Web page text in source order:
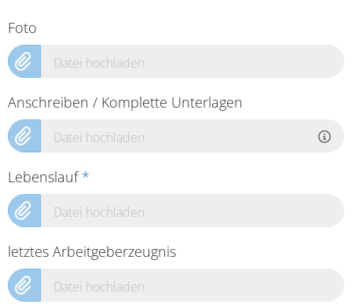
Foto
Datei hochladen
Anschreiben / Komplette Unterlagen
Datei hochladen
Lebenslauf*
Datei hochladen
letztes Arbeitgeberzeugnis
Datei hochladen